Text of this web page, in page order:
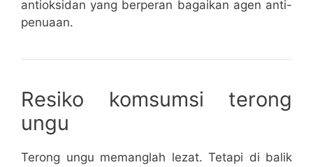
antioksidan yang berperan bagaikan agen anti-
penuaan.
Resiko komsumsi terong
ungu
Terong ungu memanglah lezat. Tetapi di balik